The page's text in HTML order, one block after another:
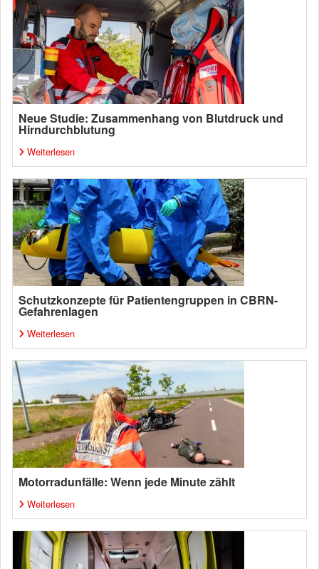
Neue Studie: Zusammenhang von Blutdruck und
Hirndurchblutung
Weiterlesen
Schutzkonzepte für Patientengruppen in CBRN-
Gefahrenlagen
Weiterlesen
Motorradunfälle: Wenn jede Minute zählt
Weiterlesen